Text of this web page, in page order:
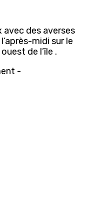
avec des averses
midi sur le
de l’île .
-